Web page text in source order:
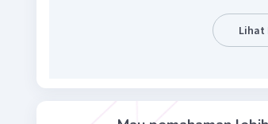
jarak kaki tangga ke dinding
Lihat